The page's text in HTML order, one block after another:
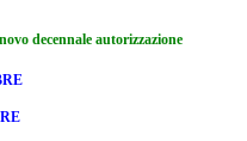
decennale autorizzazione